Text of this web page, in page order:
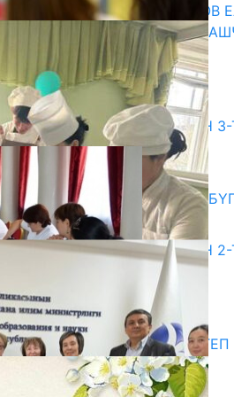
ПРЕЗИДЕНТ САДЫР ЖАПАРОВ
МАМЛЕКЕТТЕРДИН ӨКМӨТ
МЕНЕН ЖОЛУГУШТУ
07.08.2026
ЖОЖДОРГО КАБЫЛ АЛУУНУН 3-
БАШТАЛДЫ
27.07.2026
ӨЗҮҢДҮН КЕЛЕЧЕГИҢ ҮЧҮН
20.07.2026
ЖОЖДОРГО КАБЫЛ АЛУУНУН 2-
20.07.2026
СУЗАКТА 750 ОРУНДУУ
ПАЙДАЛАНУУГА БЕРИЛЕТ
07.08.2025